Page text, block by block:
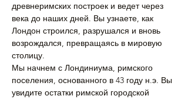
древнеримских построек и ведет через
века до наших дней. Вы узнаете, как
Лондон строился, разрушался и вновь
возрождался, превращаясь в мировую
столицу.
Мы начнем с Лондиниума, римского
поселения, основанного в 43 году н.э. Вы
увидите остатки римской городской